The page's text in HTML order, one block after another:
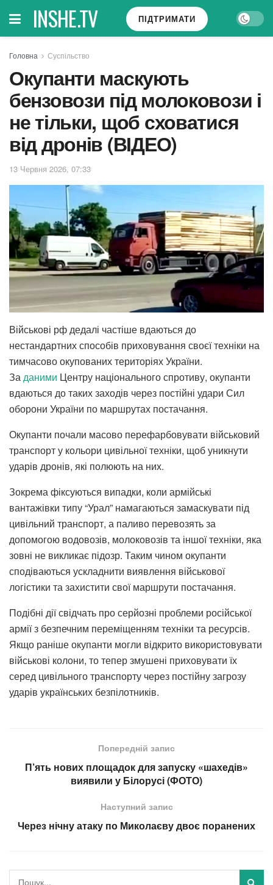
INSHE.TV ПІДТРИМАТИ
Головна Суспільство
Окупанти маскують
бензовози під молоковози і
не тільки, щоб сховатися
від дронів (ВІДЕО)
13 Червня 2026, 07:33
Військові рф дедалі частіше вдаються до
нестандартних способів приховування своєї техніки на
тимчасово окупованих територіях України.
Заданими Центру національного спротиву, окупанти
вдаються до таких заходів через постійні удари Сил
оборони України по маршрутах постачання.
Окупанти почали масово перефарбовувати військовий
транспорт у кольори цивільної техніки, щоб уникнути
ударів дронів, які полюють на них.
Зокрема фіксуються випадки, коли армійські
вантажівки типу “Урал” намагаються замаскувати під
цивільний транспорт, а паливо перевозять за
допомогою водовозів, молоковозів та іншої техніки, яка
зовні не викликає підозр. Таким чином окупанти
сподіваються ускладнити виявлення військової
логістики та захистити свої маршрути постачання.
Подібні дії свідчать про серйозні проблеми російської
армії з безпечним переміщенням техніки та ресурсів.
Якщо раніше окупанти могли відкрито використовувати
військові колони, то тепер змушені приховувати їх
серед цивільного транспорту через постійну загрозу
ударів українських безпілотників.
Попередній запис
П’ять нових площадок для запуску «шахедів»
виявили у Білорусі (ФОТО)
Наступний запис
Через нічну атаку по Миколаєву двоє поранених